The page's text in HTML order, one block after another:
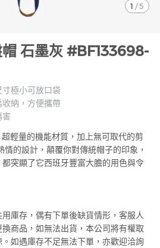
1 /5
石墨灰 #BF133698-
極小可放口袋
納，方便攜帶
害
輕量的機能材質，加上無可取代的剪
的設計，顛覆你對傳統帽子的印象，
突顯了它西班牙豐富大膽的用色與令
庫存，偶有下單後缺貨情形，客服人
商品，如無法出貨，本公司將有權取
如遇庫存不足無法下單，亦歡迎洽詢